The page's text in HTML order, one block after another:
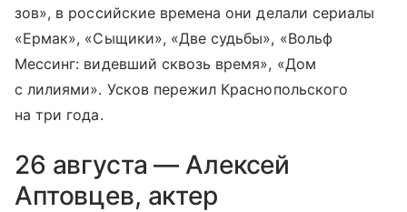
зов», в российские времена они делали сериалы
«Ермак», «Сыщики», «Две судьбы», «Вольф
Мессинг: видевший сквозь время», «Дом
с лилиями». Усков пережил Краснопольского
на три года.
26 августа — Алексей
Аптовцев, актер